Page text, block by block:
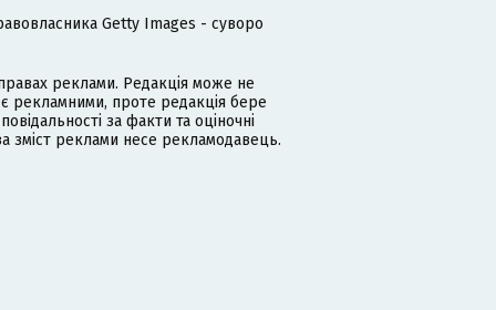
Getty Images - суворо
реклами. Редакція може не
рекламними, проте редакція бере
за факти та оціночні
зміст реклами несе рекламодавець.